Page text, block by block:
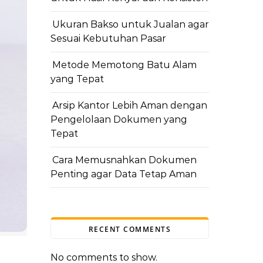
Ukuran Bakso untuk Jualan agar
Sesuai Kebutuhan Pasar
Metode Memotong Batu Alam
yang Tepat
Arsip Kantor Lebih Aman dengan
Pengelolaan Dokumen yang
Tepat
Cara Memusnahkan Dokumen
Penting agar Data Tetap Aman
RECENT COMMENTS
No comments to show.